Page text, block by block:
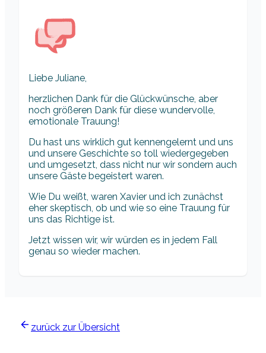
Liebe Juliane,
herzlichen Dank für die Glückwünsche, aber
noch größeren Dank für diese wundervolle,
emotionale Trauung!
Du hast uns wirklich gut kennengelernt und uns
und unsere Geschichte so toll wiedergegeben
und umgesetzt, dass nicht nur wir sondern auch
unsere Gäste begeistert waren.
Wie Du weißt, waren Xavier und ich zunächst
eher skeptisch, ob und wie so eine Trauung für
uns das Richtige ist.
Jetzt wissen wir, wir würden es in jedem Fall
genau so wieder machen.
zurück zur Übersicht